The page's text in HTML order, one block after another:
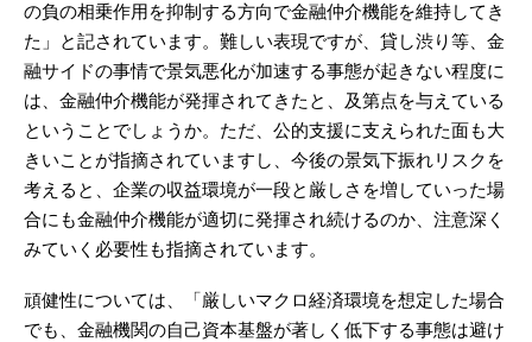
の負の相乗作用を抑制する方向で金融仲介機能を維持してき
た」と記されています。難しい表現ですが、貸し渋り等、金
融サイドの事情で景気悪化が加速する事態が起きない程度に
は、金融仲介機能が発揮されてきたと、及第点を与えている
ということでしょうか。ただ、公的支援に支えられた面も大
きいことが指摘されていますし、今後の景気下振れリスクを
考えると、企業の収益環境が一段と厳しさを増していった場
合にも金融仲介機能が適切に発揮され続けるのか、注意深く
みていく必要性も指摘されています。
頑健性については、「厳しいマクロ経済環境を想定した場合
でも、金融機関の自己資本基盤が著しく低下する事態は避け